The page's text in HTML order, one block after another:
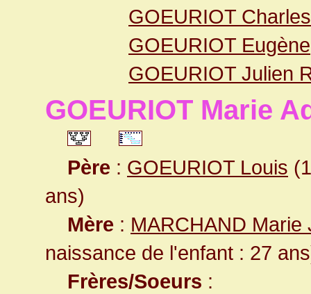
GOEURIOT Charles
GOEURIOT Eugène
GOEURIOT Julien
GOEURIOT Marie
Père : GOEURIOT Louis
ans)
Mère : MARCHAND Marie
naissance de l'enfant : 27
Frères/Soeurs :